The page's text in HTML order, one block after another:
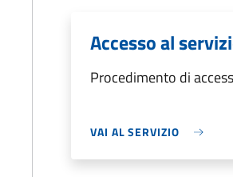
Accesso al
Procedimento di
VAI AL SERVIZIO